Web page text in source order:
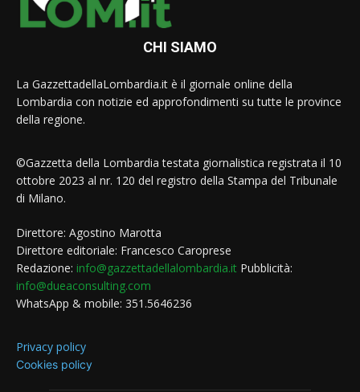
CHI SIAMO
La GazzettadellaLombardia.it è il giornale online della
Lombardia con notizie ed approfondimenti su tutte le province
della regione.
©Gazzetta della Lombardia testata giornalistica registrata il 10
ottobre 2023 al nr. 120 del registro della Stampa del Tribunale
di Milano.
Direttore: Agostino Marotta
Direttore editoriale: Francesco Caroprese
Redazione: info@gazzettadellalombardia.it Pubblicità:
info@dueaconsulting.com
WhatsApp & mobile: 351.5646236
Privacy policy
Cookies policy